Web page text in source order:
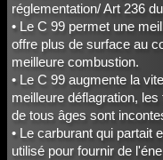
réglementation/ Art 236
• Le C 99 permet une
offre plus de surface au
meilleure combustion.
• Le C 99 augmente la
meilleure déflagration,
de tous âges sont
• Le carburant qui partait
utilisé pour fournir de